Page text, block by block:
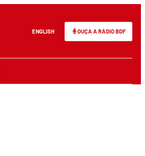
ENGLISH OUÇA A RÁDIO BDF